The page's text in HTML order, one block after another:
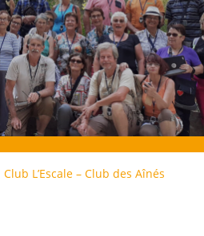
Club L’Escale – Club des Aînés